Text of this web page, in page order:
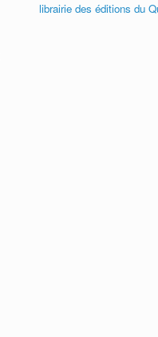
librairie des éditions du